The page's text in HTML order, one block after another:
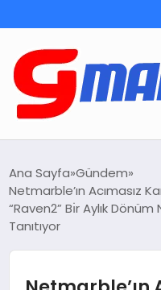
DEMOLAR
TEKNOLOJI
Ana Sayfa Gündem
Netmarble’ın Acımasız
“Raven2” Bı̇r Aylık Dönüm
Tanıtıyor